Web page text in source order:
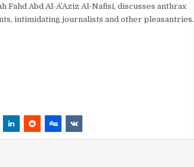
Abd Al-A’Aziz Al-Nafisi, discusses anthrax
intimidating journalists and other pleasantries.